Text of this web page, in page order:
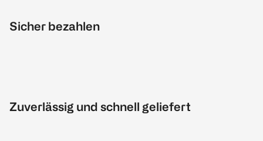
Sicher bezahlen
Zuverlässig und schnell geliefert